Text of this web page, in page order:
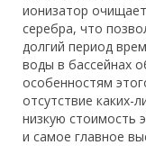
ионизатор
серебра, что
долгий период
воды в бассейнах
особенностям
отсутствие каких-
низкую стоимость
и самое главное